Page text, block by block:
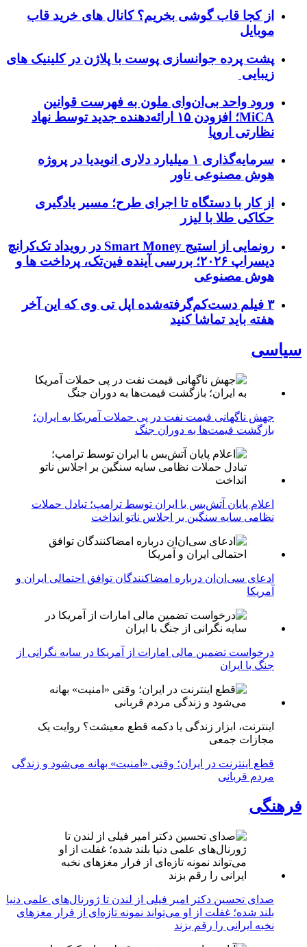
از کجا قاب گوشی بخریم؟ کانال های خرید قاب
موبایل
پشت پرده جوانسازی پوست با پلاژن در کلینیک های
زیبایی
ورود واحد بی‌ان‌وای ملون به فهرست قوانین
MiCA؛ افزودن ۱۵ ارائه‌دهنده جدید توسط نهاد
نظارتی اروپا
سرمایه‌گذاری ۱ میلیارد دلاری انویدیا در پروژه
هوش مصنوعی ناور
از کار با دستگاه تا اجرای طرح؛ مسیر یادگیری
حکاکی طلا با لیزر
رونمایی از استیج Smart Money در رویداد تک‌کرانچ
دیسراپ ۲۰۲۶؛ بررسی آینده فین‌تک، پرداخت‌ ها و
هوش مصنوعی
۳ فیلم دست‌کم‌گرفته‌شده اپل تی وی که این آخر
هفته باید تماشا کنید
سیاسی
جهش ناگهانی قیمت نفت در پی حملات آمریکا به ایران؛
بازگشت قیمت‌ها به دوران جنگ
اعلام پایان آتش‌بس با ایران توسط ترامپ؛ تبادل حملات
نظامی سایه سنگین بر اجلاس ناتو انداخت
ادعای سی‌ان‌ان درباره امضاکنندگان توافق احتمالی ایران و
آمریکا
درخواست تضمین مالی امارات از آمریکا در سایه نگرانی از
جنگ با ایران
اینترنت، ابزار زندگی یا دکمه قطع معیشت؟ روایت یک
مجازات جمعی
قطع اینترنت در ایران؛ وقتی «امنیت» بهانه می‌شود و زندگی
مردم قربانی
فرهنگی
صدای تحسین دکتر امیر فیلی از لندن تا ژورنال‌های علمی دنیا
بلند شده؛ غفلت از او می‌تواند نمونه تازه‌ای از فرار مغزهای
نخبه ایرانی را رقم بزند